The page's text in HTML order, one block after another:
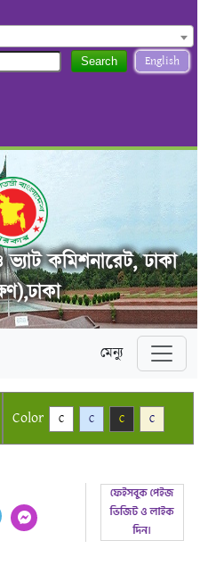
English
Search
কমিশনারেট, ঢাকা
মেন্যু
Color C C C C